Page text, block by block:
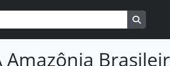
Amazônia